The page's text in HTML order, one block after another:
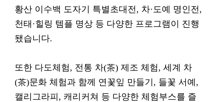
황산 이수백 도자기 특별초대전, 차·도예 명인전,
천태·힐링 템플 명상 등 다양한 프로그램이 진행
됐습니다.
또한 다도체험, 전통 차(茶) 제조 체험, 세계 차
(茶)문화 체험과 함께 연꽃잎 만들기, 들꽃 서예,
캘리그라피, 캐리커쳐 등 다양한 체험부스를 즐